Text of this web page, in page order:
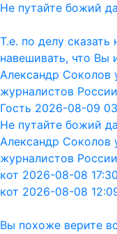
Не путайте божий
Т.е. по делу
навешивать, что Вы
Александр Соколов
журналистов России
Гость 2026-08-09
Не путайте божий
Александр Соколов
журналистов России
кот 2026-08-08
кот 2026-08-08
Вы похоже верите